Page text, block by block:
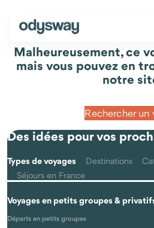
Malheureusement, ce
mais vous pouvez en
notre
Rechercher un
Des idées pour vos
Types de voyages Destinations
Séjours en France
Voyages en petits groupes &
Départs en petits groupes